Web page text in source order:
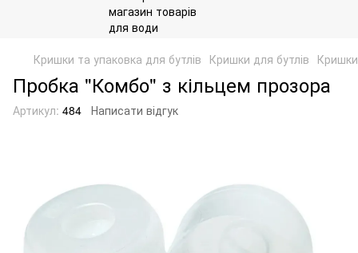
Кришки та упаковка для бутлів Кришки для бутлів
Пробка "Комбо" з кільцем прозора
Артикул: 484 Написати відгук